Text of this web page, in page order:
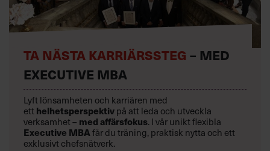
TA NÄSTA KARRIÄRSSTEG – MED
EXECUTIVE MBA
Lyft lönsamheten och karriären med
ett helhetsperspektivpå att leda och utveckla
verksamhet – med affärsfokus. I vår unikt flexibla
Executive MBAfår du träning, praktisk nytta och ett
exklusivt chefsnätverk.